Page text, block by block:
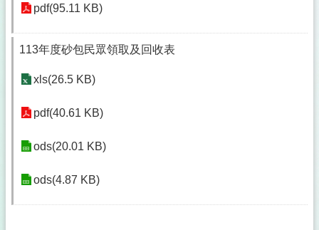
pdf(95.11 KB)
113年度砂包民眾領取及回收表
xls(26.5 KB)
pdf(40.61 KB)
ods(20.01 KB)
ods(4.87 KB)